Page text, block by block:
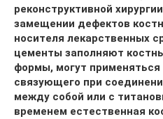
реконструктивной
замещении дефектов
носителя лекарственных
цементы заполняют
формы, могут применяться
связующего при
между собой или с
временем естественная